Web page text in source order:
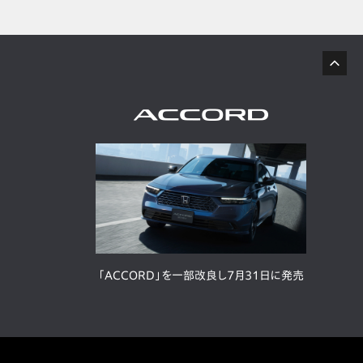
「ACCORD」を一部改良し7月31日に発売